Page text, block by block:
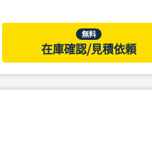
無料
在庫確認/見積依頼